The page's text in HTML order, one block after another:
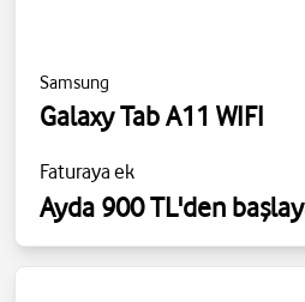
Samsung
Galaxy Tab A11 WIFI
Faturaya ek
Ayda 900 TL'den